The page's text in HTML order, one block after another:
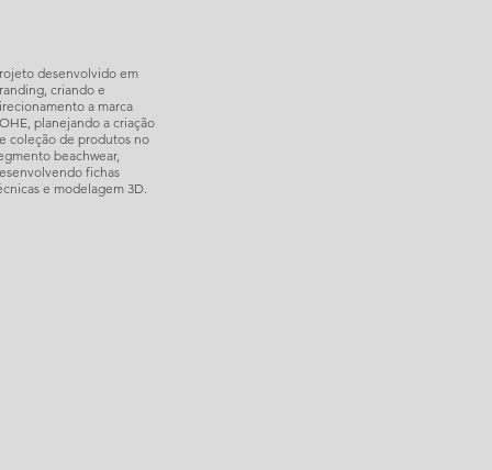
desenvolvido em
criando e
a marca
planejando a criação
coleção de produtos no
beachwear,
fichas
e modelagem 3D.